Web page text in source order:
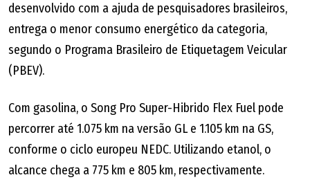
desenvolvido com a ajuda de pesquisadores brasileiros,
entrega o menor consumo energético da categoria,
segundo o Programa Brasileiro de Etiquetagem Veicular
(PBEV).
Com gasolina, o Song Pro Super-Hibrido Flex Fuel pode
percorrer até 1.075 km na versão GL e 1.105 km na GS,
conforme o ciclo europeu NEDC. Utilizando etanol, o
alcance chega a 775 km e 805 km, respectivamente.